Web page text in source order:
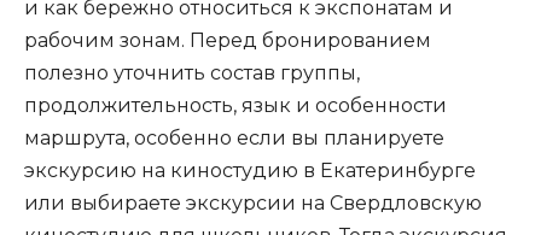
и как бережно относиться к экспонатам и
рабочим зонам. Перед бронированием
полезно уточнить состав группы,
продолжительность, язык и особенности
маршрута, особенно если вы планируете
экскурсию на киностудию в Екатеринбурге
или выбираете экскурсии на Свердловскую